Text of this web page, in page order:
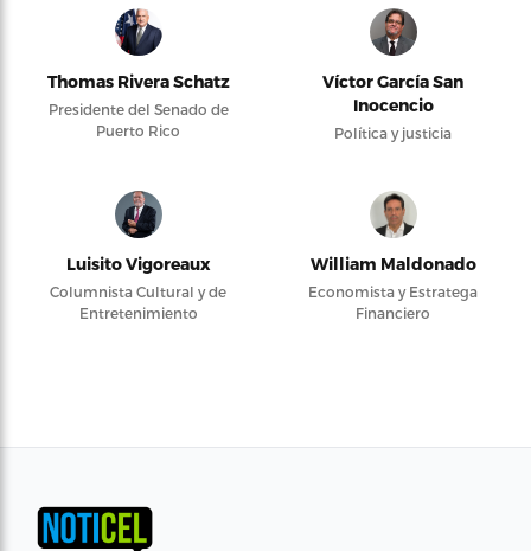
Thomas Rivera Schatz
Presidente del Senado de
Puerto Rico
Víctor García San
Inocencio
Política y justicia
Luisito Vigoreaux
Columnista Cultural y de
Entretenimiento
William Maldonado
Economista y Estratega
Financiero